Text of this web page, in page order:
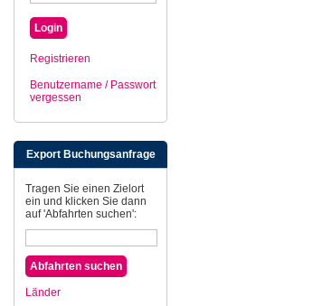
Registrieren
Benutzername / Passwort
vergessen
Export Buchungsanfrage
Tragen Sie einen Zielort
ein und klicken Sie dann
auf 'Abfahrten suchen':
Länder